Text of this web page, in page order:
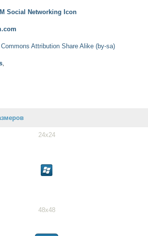
Social Networking Icon
Attribution Share Alike (by-sa)
,
24x24
48x48